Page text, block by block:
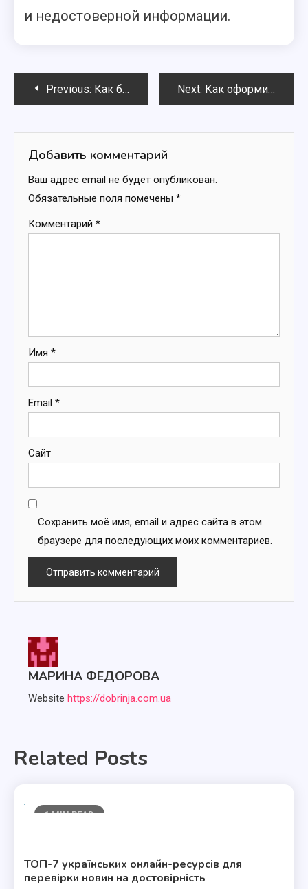
и недостоверной информации.
Навигация
записям
Previous: Как быстро найти нужную новость по ключевым словам: пошаговое руководство Next: Как оформить подписку на онлайн-новости: пошаговая инструкция 2025
Добавить комментарий
Ваш адрес email не будет опубликован.
Обязательные поля помечены *
Комментарий *
Имя *
Email *
Сайт
Сохранить моё имя, email и адрес сайта в этом
браузере для последующих моих комментариев.
МАРИНА ФЕДОРОВА
Website https://dobrinja.com.ua
Related Posts
1 MIN READ
ТОП-7 українських онлайн-ресурсів для
перевірки новин на достовірність